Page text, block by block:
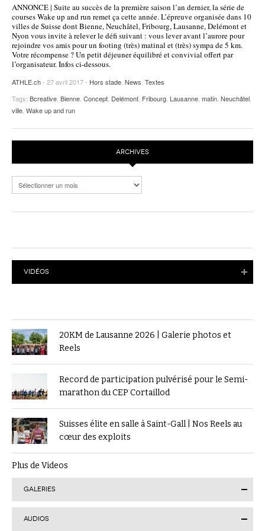
POURQUOI ATHLE.CH ?
ATHLE.CH RÉGIONS | VAUD
HIGHLIGHTS
LIVRES
ANNONCE | Suite au succès de la première saison l’an dernier, la série de
courses Wake up and run remet ça cette année. L’épreuve organisée dans 10
villes de Suisse dont Bienne, Neuchâtel, Fribourg, Lausanne, Delémont et
Nyon vous invite à relever le défi suivant : vous lever avant l’aurore pour
rejoindre vos amis pour un footing (très) matinal et (très) sympa de 5 km.
Votre récompense ? Un petit déjeuner équilibré et convivial offert par
l’organisateur. Infos ci-dessous.
ATHLE.ch- 27 avril 2017 - Hors stade News Textes
Tags: Bcreative Bienne Concept Delémont Fribourg Lausanne matin Neuchâtel
ville Wake up and run
ARCHIVES
Archives
VIDÉOS
20KM de Lausanne 2026 | Galerie photos et
Reels
Record de participation pulvérisé pour le Semi-
marathon du CEP Cortaillod
Suisses élite en salle à Saint-Gall | Nos Reels au
cœur des exploits
Plus de Videos
GALERIES
AUDIOS